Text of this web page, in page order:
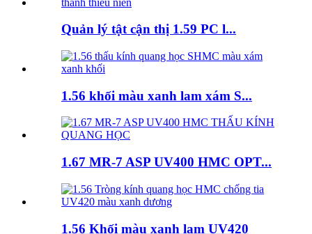
Quản lý tật cận thị 1.59 PC l...
1.56 khối màu xanh lam xám S...
1.67 MR-7 ASP UV400 HMC OPT...
1.56 Khối màu xanh lam UV420